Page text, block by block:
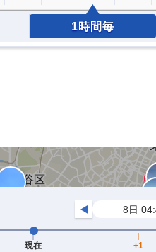
1時間毎